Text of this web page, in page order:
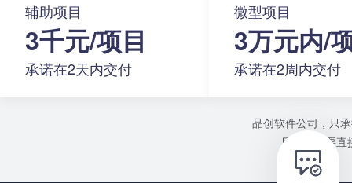
辅助项目
3千元/项目
承诺在2天内交付
微型项目
3万元内/
承诺在2周内交付
品创软件公司，只
目或者需要